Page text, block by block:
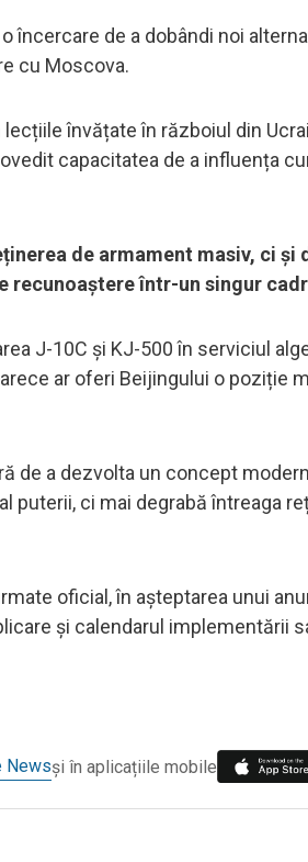
încercare de a dobândi noi
cu Moscova.
învățate în războiul din
capacitatea de a influența
de armament masiv, ci și
recunoaștere într-un singur
J-10C și KJ-500 în serviciul
ar oferi Beijingului o poziție
de a dezvolta un concept
puterii, ci mai degrabă întreaga
oficial, în așteptarea unui
și calendarul implementării
Newsși în aplicațiile mobile